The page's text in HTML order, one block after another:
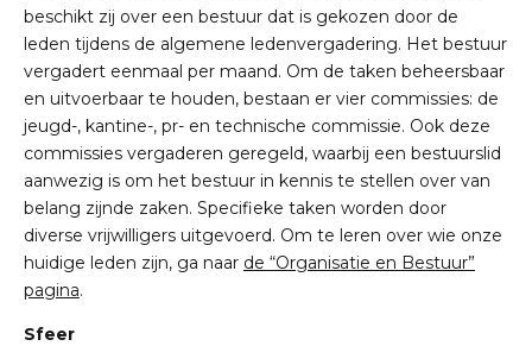
beschikt zij over een bestuur dat is gekozen door de
leden tijdens de algemene ledenvergadering. Het bestuur
vergadert eenmaal per maand. Om de taken beheersbaar
en uitvoerbaar te houden, bestaan er vier commissies: de
jeugd-, kantine-, pr- en technische commissie. Ook deze
commissies vergaderen geregeld, waarbij een bestuurslid
aanwezig is om het bestuur in kennis te stellen over van
belang zijnde zaken. Specifieke taken worden door
diverse vrijwilligers uitgevoerd. Om te leren over wie onze
huidige leden zijn, ga naar de “Organisatie en Bestuur”
pagina.
Sfeer